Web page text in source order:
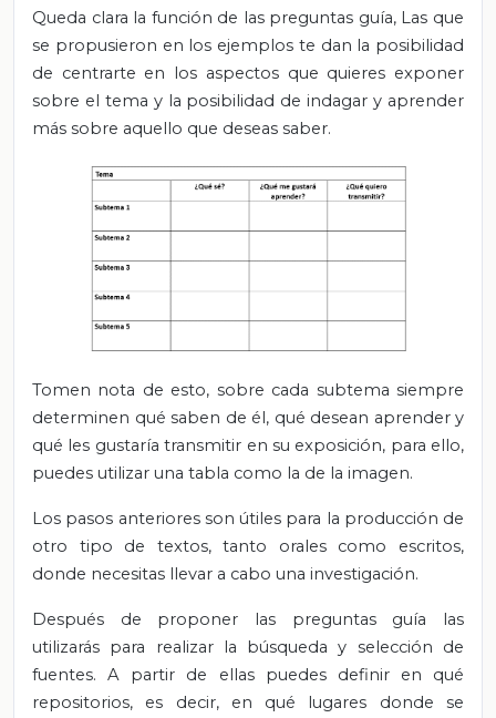
Queda clara la función de las preguntas guía, Las que
se propusieron en los ejemplos te dan la posibilidad
de centrarte en los aspectos que quieres exponer
sobre el tema y la posibilidad de indagar y aprender
más sobre aquello que deseas saber.
Tomen nota de esto, sobre cada subtema siempre
determinen qué saben de él, qué desean aprender y
qué les gustaría transmitir en su exposición, para ello,
puedes utilizar una tabla como la de la imagen.
Los pasos anteriores son útiles para la producción de
otro tipo de textos, tanto orales como escritos,
donde necesitas llevar a cabo una investigación.
Después de proponer las preguntas guía las
utilizarás para realizar la búsqueda y selección de
fuentes. A partir de ellas puedes definir en qué
repositorios, es decir, en qué lugares donde se